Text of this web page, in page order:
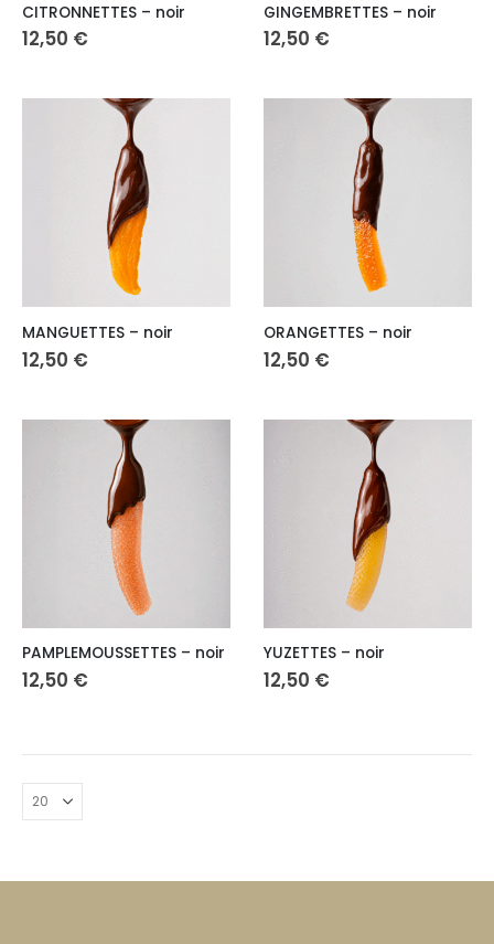
CITRONNETTES – noir
12,50 €
GINGEMBRETTES – noir
12,50 €
MANGUETTES – noir
12,50 €
ORANGETTES – noir
12,50 €
PAMPLEMOUSSETTES – noir
12,50 €
YUZETTES – noir
12,50 €